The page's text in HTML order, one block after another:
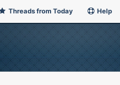
Threads from Today Help